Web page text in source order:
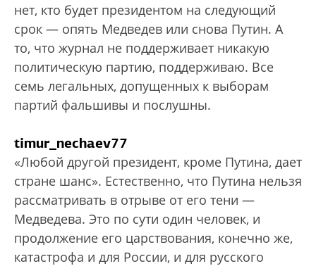
нет, кто будет президентом на следующий
срок — опять Медведев или снова Путин. А
то, что журнал не поддерживает никакую
политическую партию, поддерживаю. Все
семь легальных, допущенных к выборам
партий фальшивы и послушны.
timur_nechaev77
«Любой другой президент, кроме Путина, дает
стране шанс». Естественно, что Путина нельзя
рассматривать в отрыве от его тени —
Медведева. Это по сути один человек, и
продолжение его царствования, конечно же,
катастрофа и для России, и для русского